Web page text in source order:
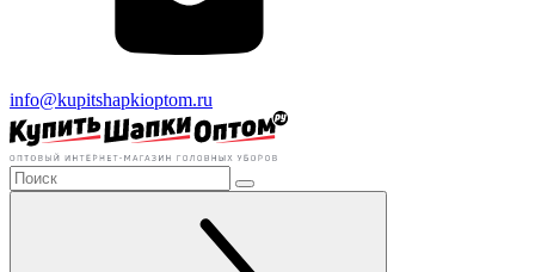
info@kupitshapkioptom.ru